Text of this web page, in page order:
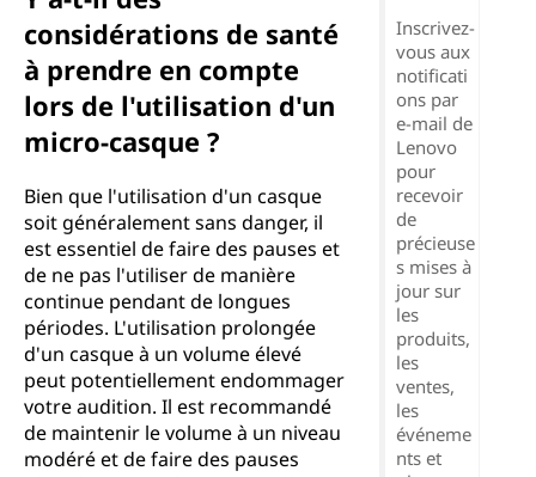
considérations de santé
à prendre en compte
lors de l'utilisation d'un
micro-casque ?
Bien que l'utilisation d'un casque
soit généralement sans danger, il
est essentiel de faire des pauses et
de ne pas l'utiliser de manière
continue pendant de longues
périodes. L'utilisation prolongée
d'un casque à un volume élevé
peut potentiellement endommager
votre audition. Il est recommandé
de maintenir le volume à un niveau
modéré et de faire des pauses
Inscrivez-
vous aux
notificati
ons par
e-mail de
Lenovo
pour
recevoir
de
précieuse
s mises à
jour sur
les
produits,
les
ventes,
les
événeme
nts et